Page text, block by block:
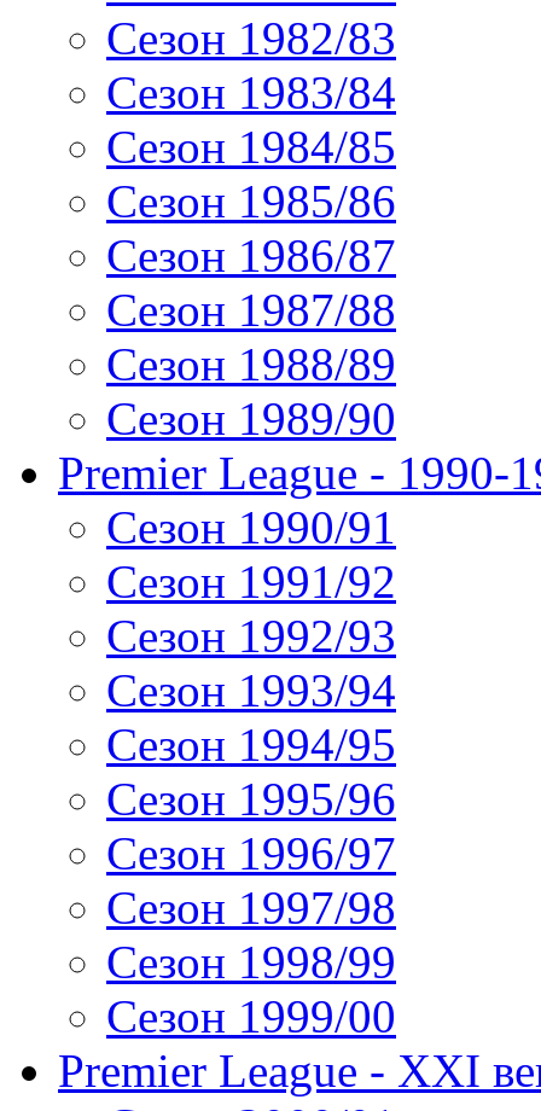
Сезон 1982/83
Сезон 1983/84
Сезон 1984/85
Сезон 1985/86
Сезон 1986/87
Сезон 1987/88
Сезон 1988/89
Сезон 1989/90
Premier League - 1990-
Сезон 1990/91
Сезон 1991/92
Сезон 1992/93
Сезон 1993/94
Сезон 1994/95
Сезон 1995/96
Сезон 1996/97
Сезон 1997/98
Сезон 1998/99
Сезон 1999/00
Premier League - XXI